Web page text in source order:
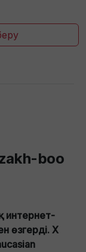
boo
интернет-
өзгерді. X